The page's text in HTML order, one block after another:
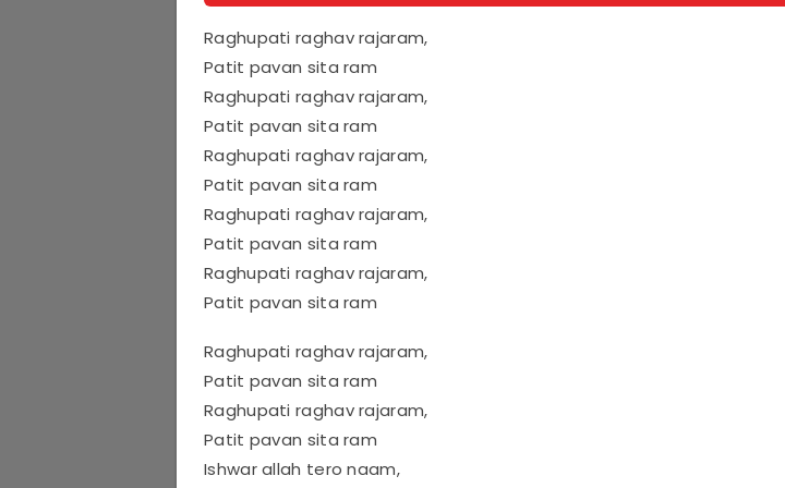
Raghupati raghav rajaram,
Patit pavan sita ram
Raghupati raghav rajaram,
Patit pavan sita ram
Raghupati raghav rajaram,
Patit pavan sita ram
Raghupati raghav rajaram,
Patit pavan sita ram
Raghupati raghav rajaram,
Patit pavan sita ram
Raghupati raghav rajaram,
Patit pavan sita ram
Raghupati raghav rajaram,
Patit pavan sita ram
Ishwar allah tero naam,